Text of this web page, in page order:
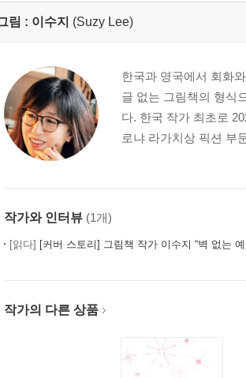
림 : 이수지 (Suzy Lee)
한국과 영국에서 회화
글 없는 그림책의 형식
다. 한국 작가 최초로
로냐 라가치상 픽션 부
작가와 인터뷰 (1개)
[읽다] [커버 스토리] 그림책 작가 이수지 “벽 없는 예
작가의 다른 상품